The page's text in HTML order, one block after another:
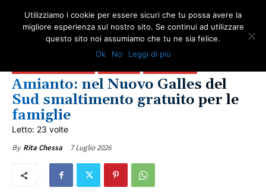
BANDI DI BONIFICA AMIANTO
LOTTA ALL'AMIANTO
Amianto: nel Nuovo Galles del
Sud smaltimento gratuito per le
famiglie
Letto: 23 volte
By Rita Chessa 7 Luglio 2026
Utilizziamo i cookie per essere sicuri che tu possa avere la
migliore esperienza sul nostro sito. Se continui ad utilizzare
questo sito noi assumiamo che tu ne sia felice.
Ok
No Leggi di più